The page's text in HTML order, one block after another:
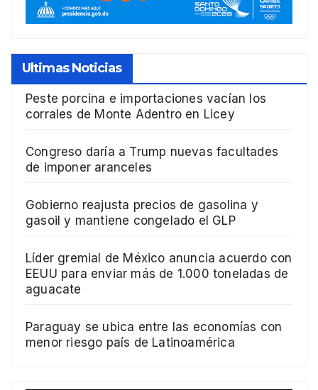
Ultimas Noticias
Peste porcina e importaciones vacían los
corrales de Monte Adentro en Licey
Congreso daría a Trump nuevas facultades
de imponer aranceles
Gobierno reajusta precios de gasolina y
gasoil y mantiene congelado el GLP
Líder gremial de México anuncia acuerdo con
EEUU para enviar más de 1.000 toneladas de
aguacate
Paraguay se ubica entre las economías con
menor riesgo país de Latinoamérica